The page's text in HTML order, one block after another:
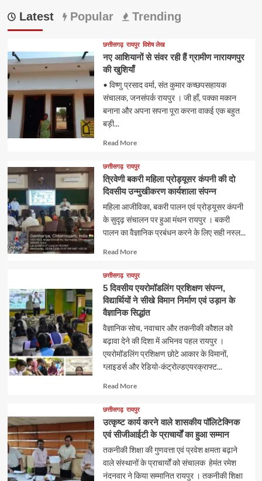
Latest Popular Trending
छत्तीसगढ़ रायपुर विशेष लेख
नए आशियानों से संवर रही हैं ग्रामीण नारायणपुर
की खुशियाँ
• विष्णु प्रसाद वर्मा, संत कुमार कच्छपसहायक
संचालक, जनसंपर्क रायपुर । जी हाँ, पक्का मकान
बनाना और अपना सपना पूरा करना वाकई एक बहुत
बड़ी...
Read MoreRead
about
छत्तीसगढ़ रायपुर
त्रिवेणी बकरी महिला प्रोड्यूसर कंपनी की दो
दिवसीय उन्मुखीकरण कार्यशाला संपन्न
महिला आजीविका, बकरी पालन एवं प्रोड्यूसर कंपनी
के सुदृढ़ संचालन पर हुआ मंथन रायपुर । बकरी
पालन का वैज्ञानिक प्रबंधन करने के लिए सही नस्ल...
Read MoreRead
about
छत्तीसगढ़ रायपुर
5 दिवसीय एयरोमॉडलिंग प्रशिक्षण संपन्न,
विद्यार्थियों ने सीखे विमान निर्माण एवं उड़ान के
वैज्ञानिक सिद्धांत
वैज्ञानिक सोच, नवाचार और तकनीकी कौशल को
बढ़ावा देने की दिशा में अभिनव पहल रायपुर ।
एयरोमॉडलिंग प्रशिक्षण छोटे आकार के विमानों,
ग्लाइडर्स और रेडियो-कंट्रोल्डएयरक्राफ्ट...
Read MoreRead
about
छत्तीसगढ़ रायपुर
उत्कृष्ट कार्य करने वाले शासकीय पॉलिटेक्निक
एवं सीजीआईटी के प्राचार्यों का हुआ सम्मान
तकनीकी शिक्षा की गुणवत्ता एवं प्रवेश क्षमता बढ़ाने
वाले संस्थानों के प्राचार्यों को संचालक हेमंत रमेश
नंदनवार ने किया सम्मानित रायपुर । तकनीकी शिक्षा